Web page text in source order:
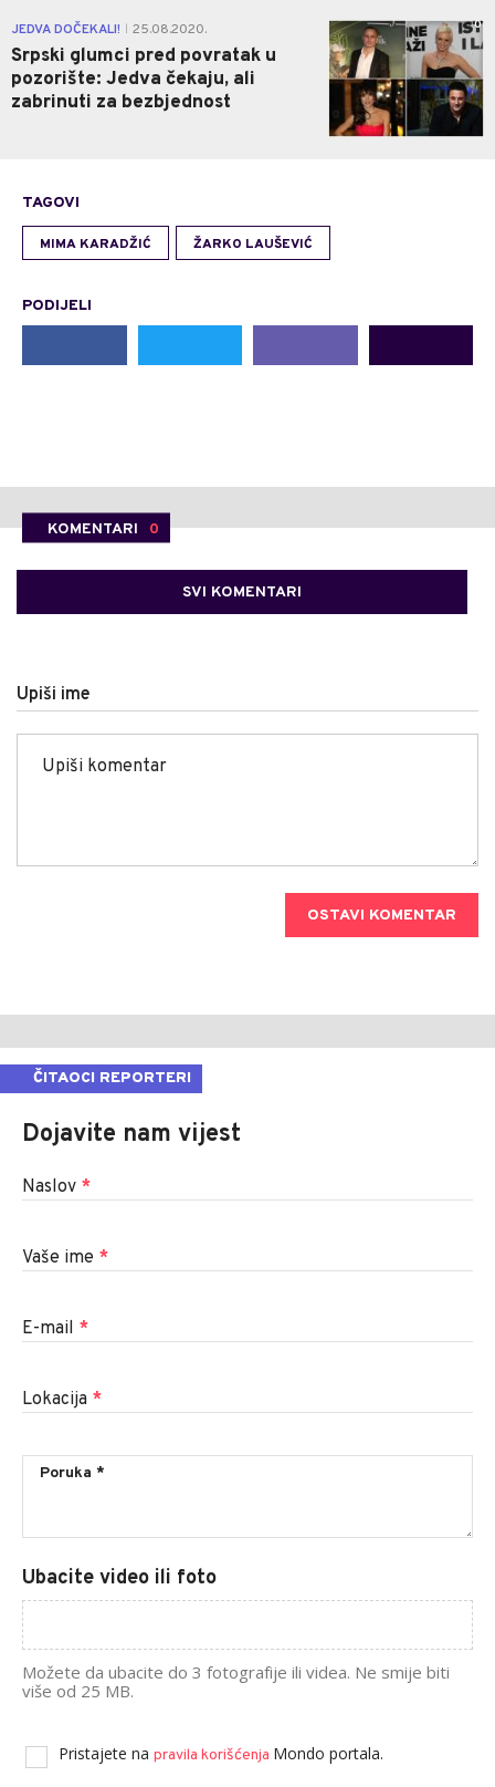
JEDVA DOČEKALI! 25.08.2020.
Srpski glumci pred povratak u
pozorište: Jedva čekaju, ali
zabrinuti za bezbjednost
0
TAGOVI
MIMA KARADŽIĆ ŽARKO LAUŠEVIĆ
PODIJELI
KOMENTARI 0
SVI KOMENTARI
Upiši ime
OSTAVI KOMENTAR
ČITAOCI REPORTERI
Dojavite nam vijest
Naslov *
Vaše ime *
E-mail *
Lokacija *
Ubacite video ili foto
Možete da ubacite do 3 fotografije ili videa. Ne smije biti
više od 25 MB.
Pristajete na pravila korišćenja Mondo portala.